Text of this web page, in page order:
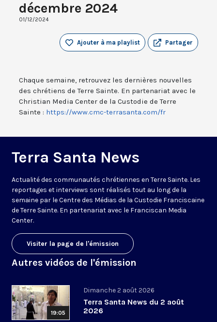
décembre 2024
01/12/2024
Partager
Ajouter à ma playlist
Chaque semaine, retrouvez les dernières nouvelles
des chrétiens de Terre Sainte. En partenariat avec le
Christian Media Center de la Custodie de Terre
Sainte : https://www.cmc-terrasanta.com/fr
Terra Santa News
Actualité des communautés chrétiennes en Terre Sainte. Les
reportages et interviews sont réalisés tout au long de la
semaine par le Centre des Médias de la Custodie Franciscaine
de Terre Sainte. En partenariat avec le Franciscan Media
Center.
Visiter la page de l'émission
Autres vidéos de l'émission
19:05
Dimanche 2 août 2026
Terra Santa News du 2 août
2026